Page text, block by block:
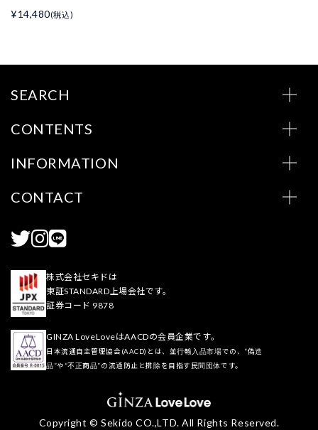
¥14,480(税込)
SEARCH
CONTENTS
INFORMATION
CONTACT
株式会社セキドは
東証STANDARD上場会社です。
証券コード 9878
GINZA LoveLoveはAACDの会員企業です。
日本流通自主管理協会(AACD)とは、並行輸入品市場での、“偽造
品”や“不正商品”の流通防止と排除を目指す民間団体です。
Copyright © Sekido CO.,LTD. All Rights Reserved.